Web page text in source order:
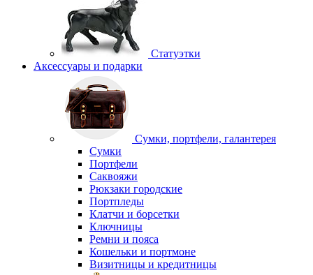
Статуэтки
Аксессуары и подарки
Сумки, портфели, галантерея
Сумки
Портфели
Саквояжи
Рюкзаки городские
Портпледы
Клатчи и борсетки
Ключницы
Ремни и пояса
Кошельки и портмоне
Визитницы и кредитницы